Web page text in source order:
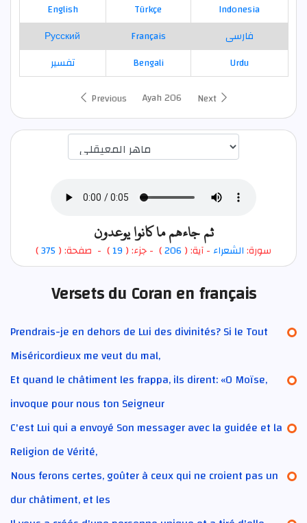
English
Türkçe
Indonesia
Русский
Français
فارسی
تفسير
Bengali
Urdu
Previous
Ayah 206 Next
ثم جاءهم ما كانوا يوعدون
سورة:الشعراء- آية: (206
) - جزء: (19) - صفحة: ( 375
)
Versets du Coran en français
Prendrais-je en dehors de Lui des divinités? Si le Tout
Miséricordieux me veut du mal,
Et quand le châtiment les frappa, ils dirent: «O Moïse,
invoque pour nous ton Seigneur
C'est Lui qui a envoyé Son messager avec la guidée et la
Religion de Vérité,
Nous ferons certes, goûter à ceux qui ne croient pas un
dur châtiment, et les